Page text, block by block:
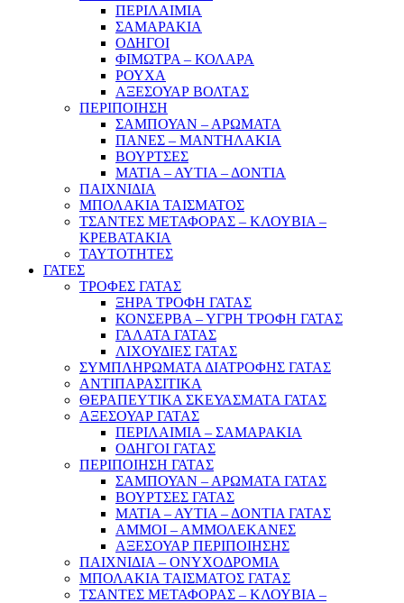
ΠΕΡΙΛΑΙΜΙΑ
ΣΑΜΑΡΑΚΙΑ
ΟΔΗΓΟΙ
ΦΙΜΩΤΡΑ – ΚΟΛΑΡΑ
ΡΟΥΧΑ
ΑΞΕΣΟΥΑΡ ΒΟΛΤΑΣ
ΠΕΡΙΠΟΙΗΣΗ
ΣΑΜΠΟΥΑΝ – ΑΡΩΜΑΤΑ
ΠΑΝΕΣ – ΜΑΝΤΗΛΑΚΙΑ
ΒΟΥΡΤΣΕΣ
ΜΑΤΙΑ – ΑΥΤΙΑ – ΔΟΝΤΙΑ
ΠΑΙΧΝΙΔΙΑ
ΜΠΟΛΑΚΙΑ ΤΑΙΣΜΑΤΟΣ
ΤΣΑΝΤΕΣ ΜΕΤΑΦΟΡΑΣ – ΚΛΟΥΒΙΑ –
ΚΡΕΒΑΤΑΚΙΑ
ΤΑΥΤΟΤΗΤΕΣ
ΓΑΤΕΣ
ΤΡΟΦΕΣ ΓΑΤΑΣ
ΞΗΡΑ ΤΡΟΦΗ ΓΑΤΑΣ
ΚΟΝΣΕΡΒΑ – ΥΓΡΗ ΤΡΟΦΗ ΓΑΤΑΣ
ΓΑΛΑΤΑ ΓΑΤΑΣ
ΛΙΧΟΥΔΙΕΣ ΓΑΤΑΣ
ΣΥΜΠΛΗΡΩΜΑΤΑ ΔΙΑΤΡΟΦΗΣ ΓΑΤΑΣ
ΑΝΤΙΠΑΡΑΣΙΤΙΚΑ
ΘΕΡΑΠΕΥΤΙΚΑ ΣΚΕΥΑΣΜΑΤΑ ΓΑΤΑΣ
ΑΞΕΣΟΥΑΡ ΓΑΤΑΣ
ΠΕΡΙΛΑΙΜΙΑ – ΣΑΜΑΡΑΚΙΑ
ΟΔΗΓΟΙ ΓΑΤΑΣ
ΠΕΡΙΠΟΙΗΣΗ ΓΑΤΑΣ
ΣΑΜΠΟΥΑΝ – ΑΡΩΜΑΤΑ ΓΑΤΑΣ
ΒΟΥΡΤΣΕΣ ΓΑΤΑΣ
ΜΑΤΙΑ – ΑΥΤΙΑ – ΔΟΝΤΙΑ ΓΑΤΑΣ
ΑΜΜΟΙ – ΑΜΜΟΛΕΚΑΝΕΣ
ΑΞΕΣΟΥΑΡ ΠΕΡΙΠΟΙΗΣΗΣ
ΠΑΙΧΝΙΔΙΑ – ΟΝΥΧΟΔΡΟΜΙΑ
ΜΠΟΛΑΚΙΑ ΤΑΙΣΜΑΤΟΣ ΓΑΤΑΣ
ΤΣΑΝΤΕΣ ΜΕΤΑΦΟΡΑΣ – ΚΛΟΥΒΙΑ –